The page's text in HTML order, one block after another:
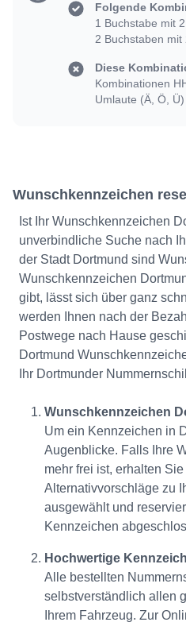
Folgende
1 Buchstabe mit
2 Buchstaben mit
Diese
Kombinationen
Umlaute (Ä, Ö,
Wunschkennzeichen
Ist Ihr Wunschkennzeichen
unverbindliche Suche nach
der Stadt Dortmund sind
Wunschkennzeichen
gibt, lässt sich über ganz
werden Ihnen nach der
Postwege nach Hause
Dortmund
Ihr Dortmunder
Wunschkennzeichen
Um ein Kennzeichen in
Augenblicke. Falls Ihre
mehr frei ist, erhalten
Alternativvorschläge zu
ausgewählt und
Kennzeichen
Hochwertige
Alle bestellten
selbstverständlich allen
Ihrem Fahrzeug. Zur